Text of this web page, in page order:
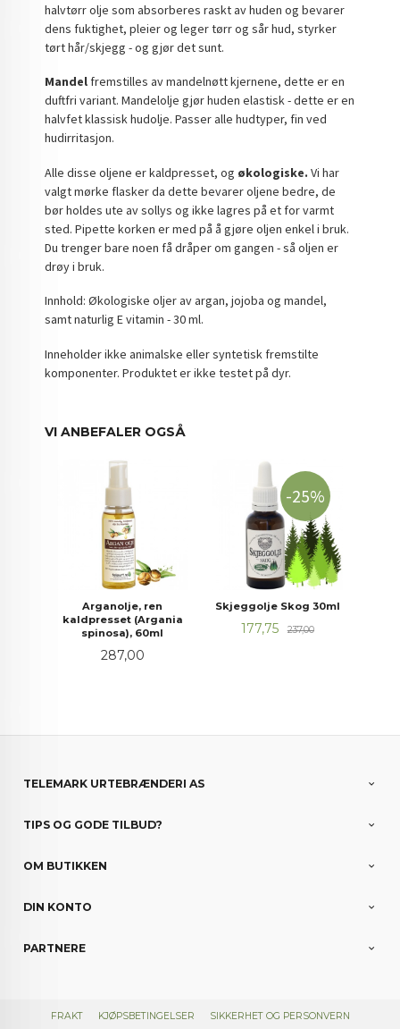
halvtørr olje som absorberes raskt av huden og bevarer
dens fuktighet, pleier og leger tørr og sår hud, styrker
tørt hår/skjegg - og gjør det sunt.
Mandel fremstilles av mandelnøtt kjernene, dette er en
duftfri variant. Mandelolje gjør huden elastisk - dette er en
halvfet klassisk hudolje. Passer alle hudtyper, fin ved
hudirritasjon.
Alle disse oljene er kaldpresset, og økologiske. Vi har
valgt mørke flasker da dette bevarer oljene bedre, de
bør holdes ute av sollys og ikke lagres på et for varmt
sted. Pipette korken er med på å gjøre oljen enkel i bruk.
Du trenger bare noen få dråper om gangen - så oljen er
drøy i bruk.
Innhold: Økologiske oljer av argan, jojoba og mandel,
samt naturlig E vitamin - 30 ml.
Inneholder ikke animalske eller syntetisk fremstilte
komponenter. Produktet er ikke testet på dyr.
VI ANBEFALER OGSÅ
Arganolje, ren
kaldpresset (Argania
spinosa), 60ml
Pris
287,00
Skjeggolje Skog 30ml
Tilbud
177,75 237,00Rabatt
-25%
TELEMARK URTEBRÆNDERI AS
TIPS OG GODE TILBUD?
OM BUTIKKEN
DIN KONTO
PARTNERE
FRAKT KJØPSBETINGELSER SIKKERHET OG PERSONVERN